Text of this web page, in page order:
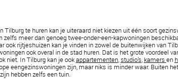
te huren kan je uiteraard niet kiezen uit één soort
meer dan genoeg twee-onder-een-kapwoningen
ook rijtjeshuizen kan je vinden in zowel de buitenwijken van
ook overal in de stad huren. Dat is het grote voordeel
niet. In Tilburg kan je ook appartementen, studio’s, kamers en
eengezinswoningen zijn, maar niks is minder waar. Buiten
hebben zelfs een tuin.